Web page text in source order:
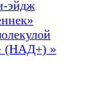
эйдж
(НАД+) »